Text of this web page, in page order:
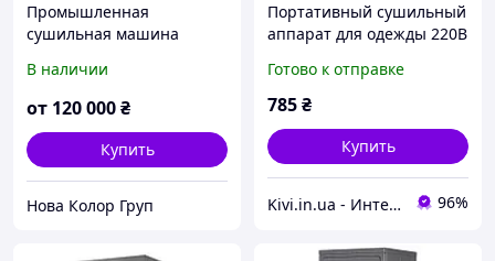
Промышленная
сушильная машина
(США)
В наличии
от 120 000₴
Купить
Нова Колор Груп
Портативный сушильный
аппарат для одежды 220В
минут, автоотключением
и 360° циркуляцией
Готово к отправке
785₴
Купить
Kivi.in.ua - Интернет-магазин 96%